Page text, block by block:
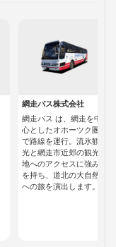
網走バス株式会社
網走バス は、網走を中
心としたオホーツク圏
で路線を運行。流氷観
光と網走市近郊の観光
地へのアクセスに強み
を持ち、道北の大自然
への旅を演出します。